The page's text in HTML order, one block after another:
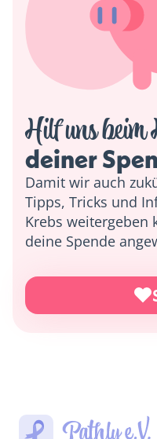
Hilf uns beim
deiner
Damit wir auch
Tipps, Tricks und
Krebs weitergeben
deine Spende